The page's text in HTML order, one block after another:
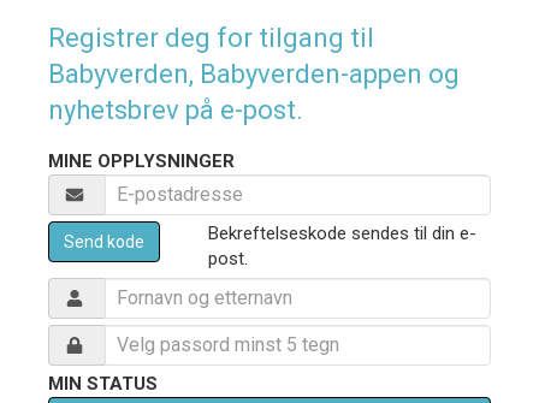
Registrer deg for tilgang til
Babyverden, Babyverden-appen og
nyhetsbrev på e-post.
MINE OPPLYSNINGER
Send kode
Bekreftelseskode sendes til din e-
post.
MIN STATUS